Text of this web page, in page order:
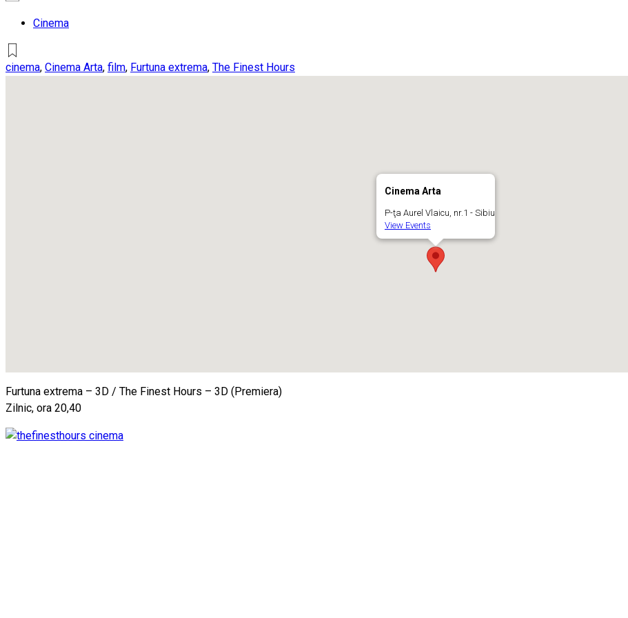
Cinema
cinema, Cinema Arta, film, Furtuna extrema, The Finest Hours
Cinema Arta
P-ţa Aurel Vlaicu, nr.1 - Sibiu
View Events
Furtuna extrema – 3D / The Finest Hours – 3D (Premiera)
Zilnic, ora 20,40